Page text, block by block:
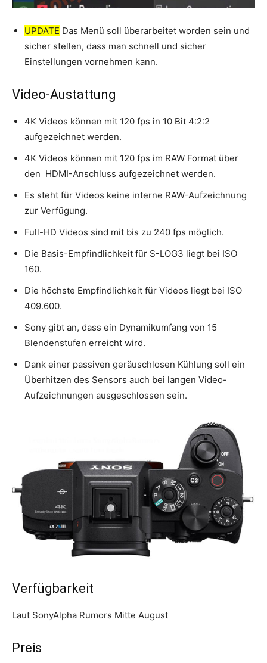
UPDATE Das Menü soll überarbeitet worden sein und
sicher stellen, dass man schnell und sicher
Einstellungen vornehmen kann.
Video-Austattung
4K Videos können mit 120 fps in 10 Bit 4:2:2
aufgezeichnet werden.
4K Videos können mit 120 fps im RAW Format über
den HDMI-Anschluss aufgezeichnet werden.
Es steht für Videos keine interne RAW-Aufzeichnung
zur Verfügung.
Full-HD Videos sind mit bis zu 240 fps möglich.
Die Basis-Empfindlichkeit für S-LOG3 liegt bei ISO
160.
Die höchste Empfindlichkeit für Videos liegt bei ISO
409.600.
Sony gibt an, dass ein Dynamikumfang von 15
Blendenstufen erreicht wird.
Dank einer passiven geräuschlosen Kühlung soll ein
Überhitzen des Sensors auch bei langen Video-
Aufzeichnungen ausgeschlossen sein.
Verfügbarkeit
Laut SonyAlpha Rumors Mitte August
Preis